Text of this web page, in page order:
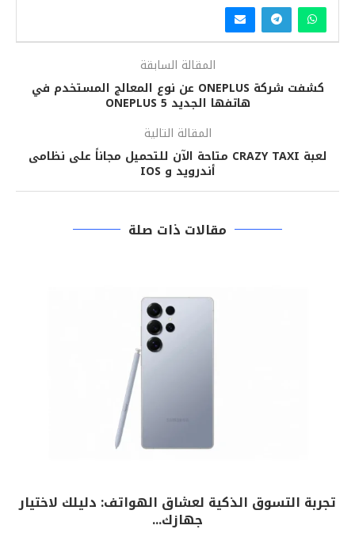
المقالة السابقة
كشفت شركة ONEPLUS عن نوع المعالج المستخدم في
هاتفها الجديد ONEPLUS 5
المقالة التالية
لعبة CRAZY TAXI متاحة الآن للتحميل مجاناً على نظامى
أندرويد و IOS
مقالات ذات صلة
تجربة التسوق الذكية لعشاق الهواتف: دليلك لاختيار
جهازك...